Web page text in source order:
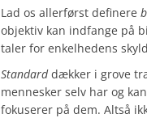
Lad os allerførst definere
objektiv kan indfange på
taler for enkelhedens
Standarddækker i grove
mennesker selv har og
fokuserer på dem. Altså